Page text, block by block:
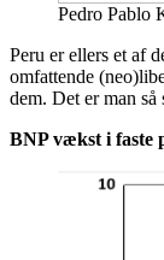
Pedro Pablo
Peru er ellers et af
omfattende
dem. Det er man
BNP vækst i faste